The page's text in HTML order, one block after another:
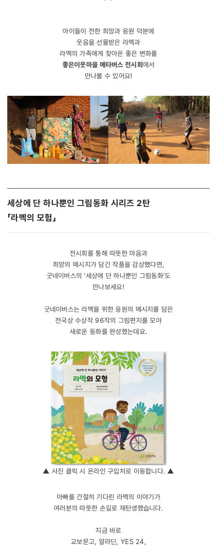
아이들이 전한 희망과 응원 덕분에
웃음을 선물받은 라멕과
라멕의 가족에게 찾아온 좋은 변화를
좋은이웃마을 메타버스 전시회에서
만나볼 수 있어요!
세상에 단 하나뿐인 그림동화 시리즈 2탄
「라멕의 모험」
전시회를 통해 따뜻한 마음과
희망의 메시지가 담긴 작품을 감상했다면,
굿네이버스의 '세상에 단 하나뿐인 그림동화'도
만나보세요!
굿네이버스는 라멕을 위한 응원의 메시지를 담은
전국상 수상작 96작의 그림편지를 모아
새로운 동화를 완성했는데요.
▲ 사진 클릭 시 온라인 구입처로 이동합니다. ▲​
​아빠를 간절히 기다린 라멕의 이야기가
여러분의 따뜻한 손길로 재탄생했습니다.
지금 바로
교보문고, 알라딘, YES 24,